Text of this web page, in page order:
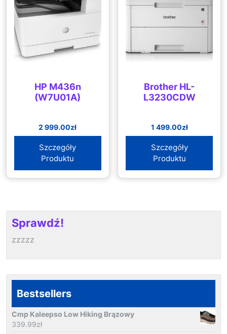
HP M436n
(W7U01A)
2 999.00zł
Szczegóły
Produktu
Brother HL-
L3230CDW
1 499.00zł
Szczegóły
Produktu
Sprawdź!
zzzzz
Bestsellers
Cmp Kaleepso Low Hiking Brązowy
339.99zł